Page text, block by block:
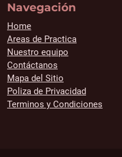
Navegación
Home
Areas de Practica
Nuestro equipo
Contáctanos
Mapa del Sitio
Poliza de Privacidad
Terminos y Condiciones